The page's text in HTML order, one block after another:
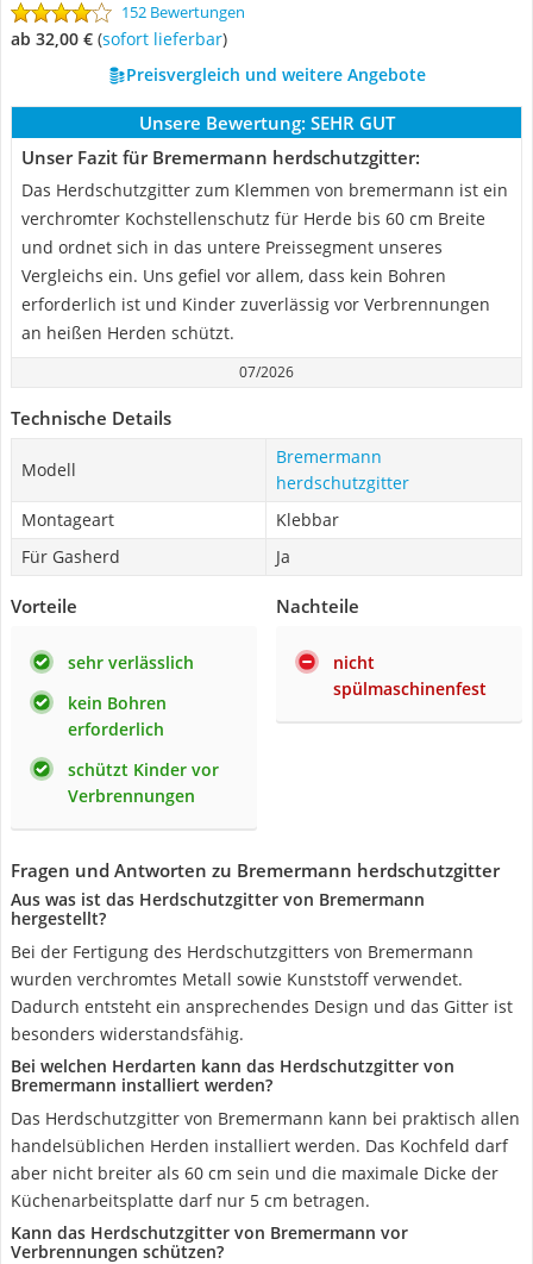
152 Bewertungen
ab 32,00 € ( Sofort lieferbar)
Preisvergleich und weitere Angebote
Unsere Bewertung: SEHR GUT
Unser Fazit für Bremermann herdschutzgitter:
Das Herdschutzgitter zum Klemmen von bremermann ist ein
verchromter Kochstellenschutz für Herde bis 60 cm Breite
und ordnet sich in das untere Preissegment unseres
Vergleichs ein. Uns gefiel vor allem, dass kein Bohren
erforderlich ist und Kinder zuverlässig vor Verbrennungen
an heißen Herden schützt.
07/2026
Technische Details
Modell
Bremermann
herdschutzgitter
Montageart
Klebbar
Für Gasherd
Ja
Vorteile
sehr verlässlich
kein Bohren
erforderlich
schützt Kinder vor
Verbrennungen
Nachteile
nicht
spülmaschinenfest
Fragen und Antworten zu Bremermann herdschutzgitter
Aus was ist das Herdschutzgitter von Bremermann
hergestellt?
Bei der Fertigung des Herdschutzgitters von Bremermann
wurden verchromtes Metall sowie Kunststoff verwendet.
Dadurch entsteht ein ansprechendes Design und das Gitter ist
besonders widerstandsfähig.
Bei welchen Herdarten kann das Herdschutzgitter von
Bremermann installiert werden?
Das Herdschutzgitter von Bremermann kann bei praktisch allen
handelsüblichen Herden installiert werden. Das Kochfeld darf
aber nicht breiter als 60 cm sein und die maximale Dicke der
Küchenarbeitsplatte darf nur 5 cm betragen.
Kann das Herdschutzgitter von Bremermann vor
Verbrennungen schützen?